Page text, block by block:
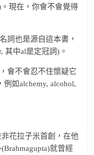
現在，你會不會覺得
詞也是源自這本書，
其中al是定冠詞)。
會不會忍不住懷疑它
如alchemy, alcohol,
花拉子米首創，在他
就曾經